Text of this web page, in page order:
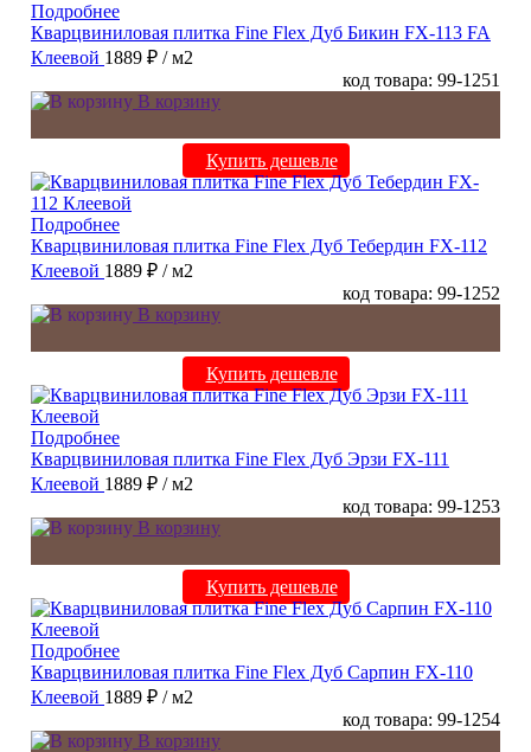
Подробнее
Кварцвиниловая плитка Fine Flex Дуб Бикин FX-113 FA
Клеевой 1889 ₽ / м2
код товара: 99-1251
В корзину
Купить дешевле
Подробнее
Кварцвиниловая плитка Fine Flex Дуб Тебердин FX-112
Клеевой 1889 ₽ / м2
код товара: 99-1252
В корзину
Купить дешевле
Подробнее
Кварцвиниловая плитка Fine Flex Дуб Эрзи FX-111
Клеевой 1889 ₽ / м2
код товара: 99-1253
В корзину
Купить дешевле
Подробнее
Кварцвиниловая плитка Fine Flex Дуб Сарпин FX-110
Клеевой 1889 ₽ / м2
код товара: 99-1254
В корзину